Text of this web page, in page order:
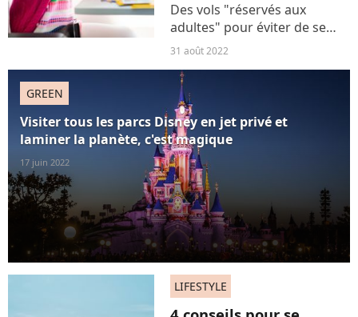
Des vols "réservés aux
adultes" pour éviter de se
retrouver avec des enfants
coups dans les sièges, c'est la
solution proposée - sur le ton
de l'humour -...
31 août 2022
GREEN
Visiter tous les parcs Disney en jet privé et
laminer la planète, c'est magique
17 juin 2022
LIFESTYLE